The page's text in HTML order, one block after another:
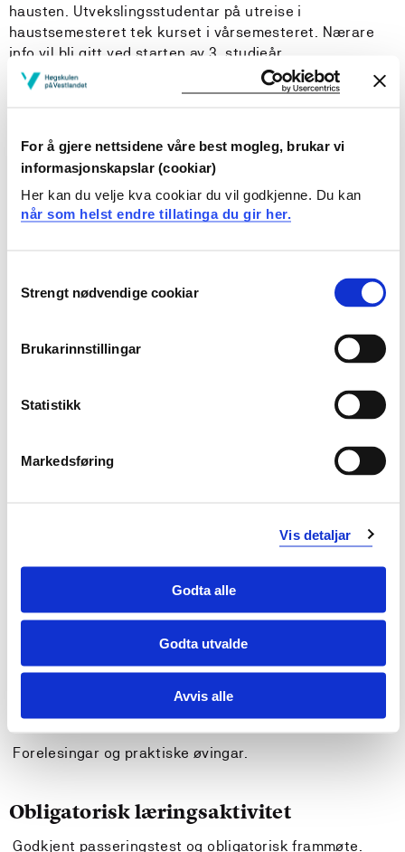
For å gjere nettsidene våre best mogleg, brukar vi
informasjonskapslar (cookiar)
Her kan du velje kva cookiar du vil godkjenne. Du kan
når som helst endre tillatinga du gir her.
Selection
Strengt nødvendige cookiar
Brukarinnstillingar
Statistikk
Markedsføring
Vis detaljar
Godta alle
Godta utvalde
Avvis alle
hausten. Utvekslingsstudentar på utreise i
haustsemesteret tek kurset i vårsemesteret. Nærare
info vil bli gitt ved starten av 3. studieår.
- Kunnskapar:
Studentane skal kunna greia ut om bruk av radioutstyr
med tilhøyrande teori.
Studentane skal kunna operera som radiooperatør om
Faget oppfyller krava til å løysa GMDSS GOC sertifikat
A-II/1, A-II/2 og A-IV/2.
Bare ope for studentar med minimum 75 sp produsert
innanfor studieprogrammet.
Tilrådde forkunnskapar
None.
Undervisnings- og læringsformer
Forelesingar og praktiske øvingar.
Obligatorisk læringsaktivitet
Godkjent passeringstest og obligatorisk frammøte.